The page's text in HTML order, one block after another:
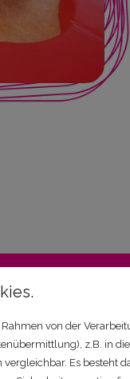
reservieren!
von der
z.B. in
Es besteht